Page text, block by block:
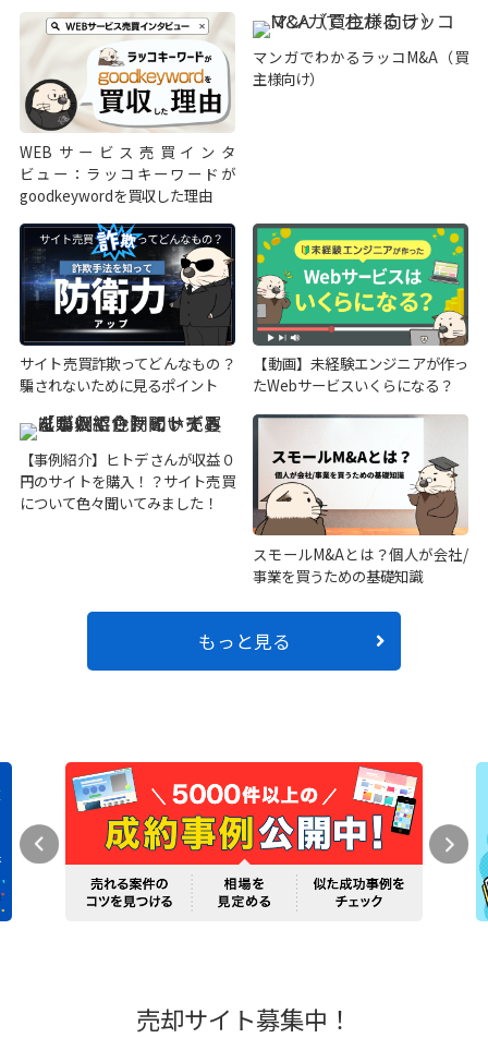
WEBサービス売買インタ
ビュー：ラッコキーワードが
goodkeywordを買収した理由
マンガでわかるラッコM&A（買
主様向け）
サイト売買詐欺ってどんなもの？
騙されないために見るポイント
【動画】未経験エンジニアが作っ
たWebサービスいくらになる？
【事例紹介】ヒトデさんが収益０
円のサイトを購入！？サイト売買
について色々聞いてみました！
スモールM&Aとは？個人が会社/
事業を買うための基礎知識
もっと見る
売却サイト募集中！